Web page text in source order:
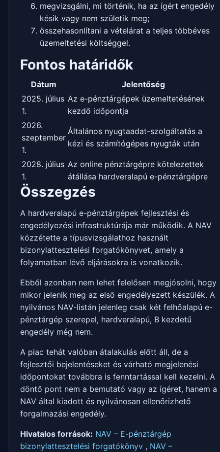
megvizsgálni, mi történik, ha az ígért engedély
késik vagy nem születik meg;
összehasonlítani a vételárat a teljes többéves
üzemeltetési költséggel.
Fontos határidők
Dátum
Jelentőség
2025. július
1.
Az e-pénztárgépek üzemeltetésének
kezdő időpontja
2026.
szeptember
1.
Általános nyugtaadat-szolgáltatás a
kézi és számítógépes nyugták után
2028. július
1.
Az online pénztárgépre kötelezettek
átállása hardveralapú e-pénztárgépre
Összegzés
A hardveralapú e-pénztárgépek fejlesztési és
engedélyezési infrastruktúrája már működik. A NAV
közzétette a típusvizsgálathoz használt
bizonylattesztelési forgatókönyvet, amely a
folyamatban lévő eljárásokra is vonatkozik.
Ebből azonban nem lehet felelősen megjósolni, hogy
mikor jelenik meg az első engedélyezett készülék. A
nyilvános NAV-listán jelenleg csak két felhőalapú e-
pénztárgép szerepel, hardveralapú, B kezdetű
engedély még nem.
A piac tehát valóban átalakulás előtt áll, de a
fejlesztői bejelentéseket és várható megjelenési
időpontokat továbbra is fenntartással kell kezelni. A
döntő pont nem a bemutató vagy az ígéret, hanem a
NAV által kiadott és nyilvánosan ellenőrizhető
forgalmazási engedély.
Hivatalos források: NAV – E-pénztárgép
bizonylattesztelési forgatókönyv , NAV –